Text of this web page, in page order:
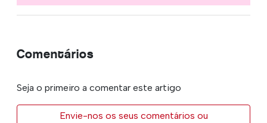
Comentários
Seja o primeiro a comentar este artigo
Envie-nos os seus comentários ou